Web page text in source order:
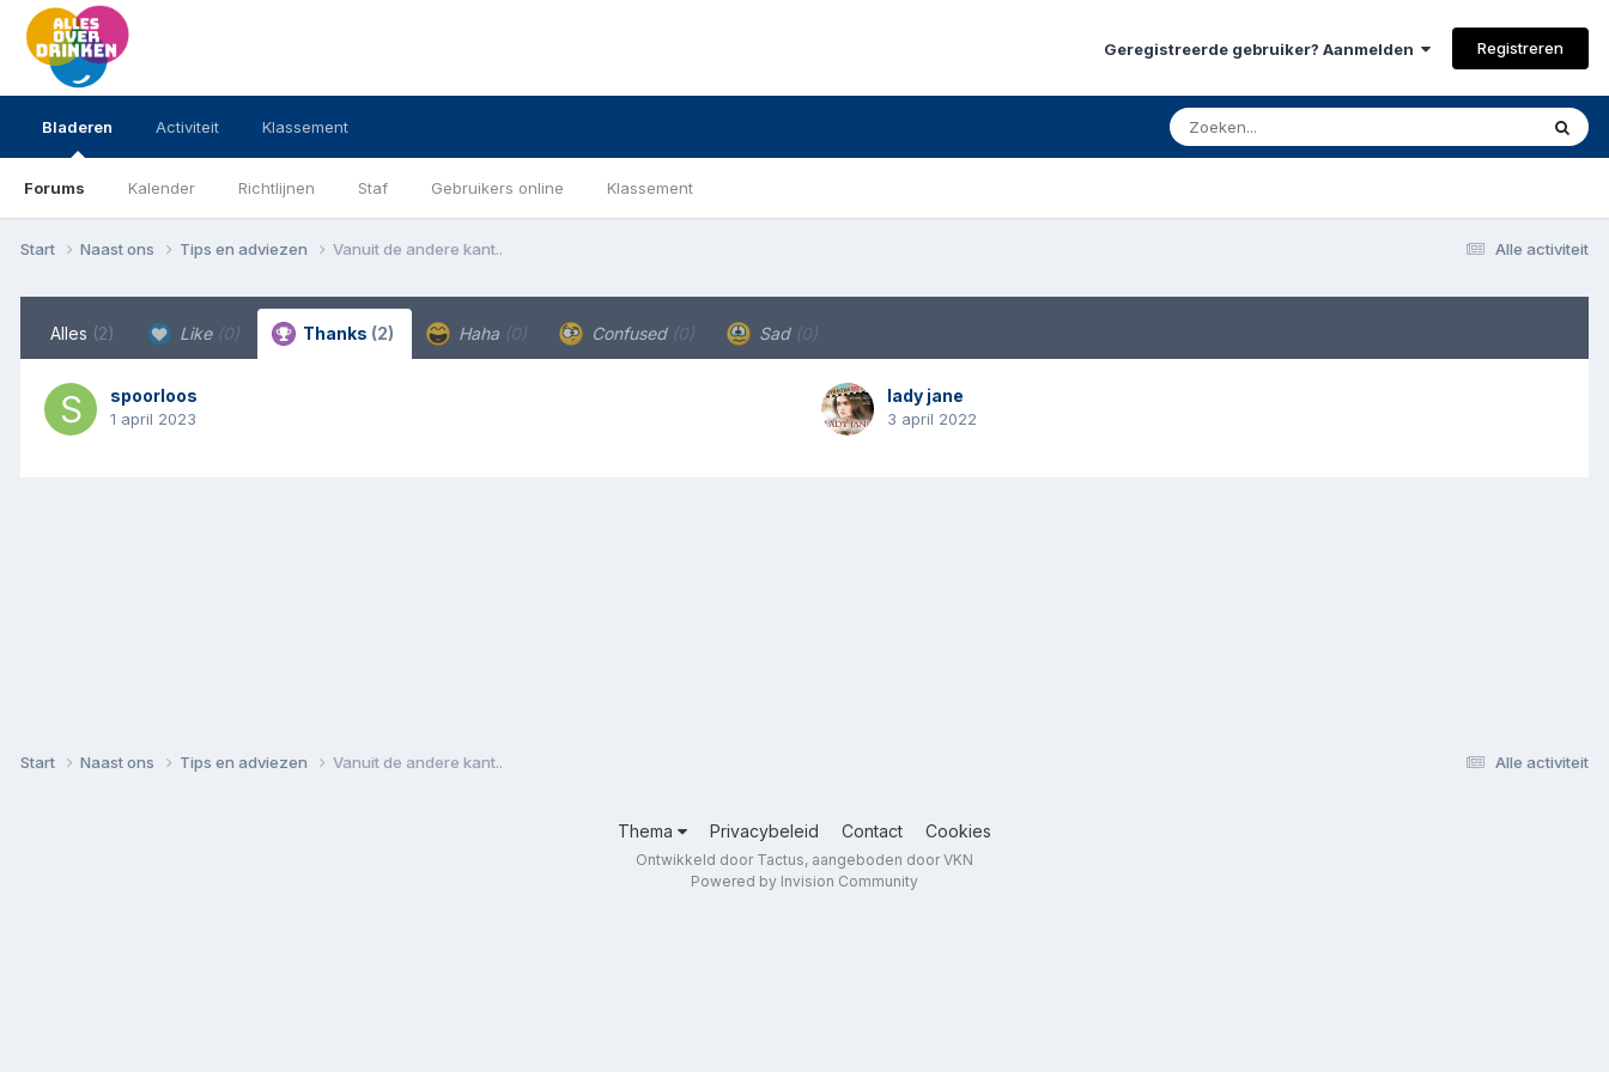
Geregistreerde gebruiker? Aanmelden Registreren
Bladeren
Forums Kalender Richtlijnen Staf Gebruikers online Klassement
Activiteit Klassement
Alle activiteit
Start Naast ons Tips en adviezen Vanuit de andere kant..
Alles (2) Like (0) Thanks (2) Haha (0) Confused (0) Sad (0)
spoorloos
1 april 2023
lady jane
3 april 2022
Alle activiteit
Start Naast ons Tips en adviezen Vanuit de andere kant..
Thema Privacybeleid Contact Cookies
Ontwikkeld door Tactus, aangeboden door VKN
Powered by Invision Community